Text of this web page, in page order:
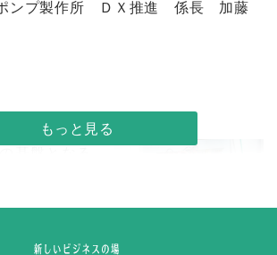
ポンプ製作所 ＤＸ推進 係長 加藤
・発展にお